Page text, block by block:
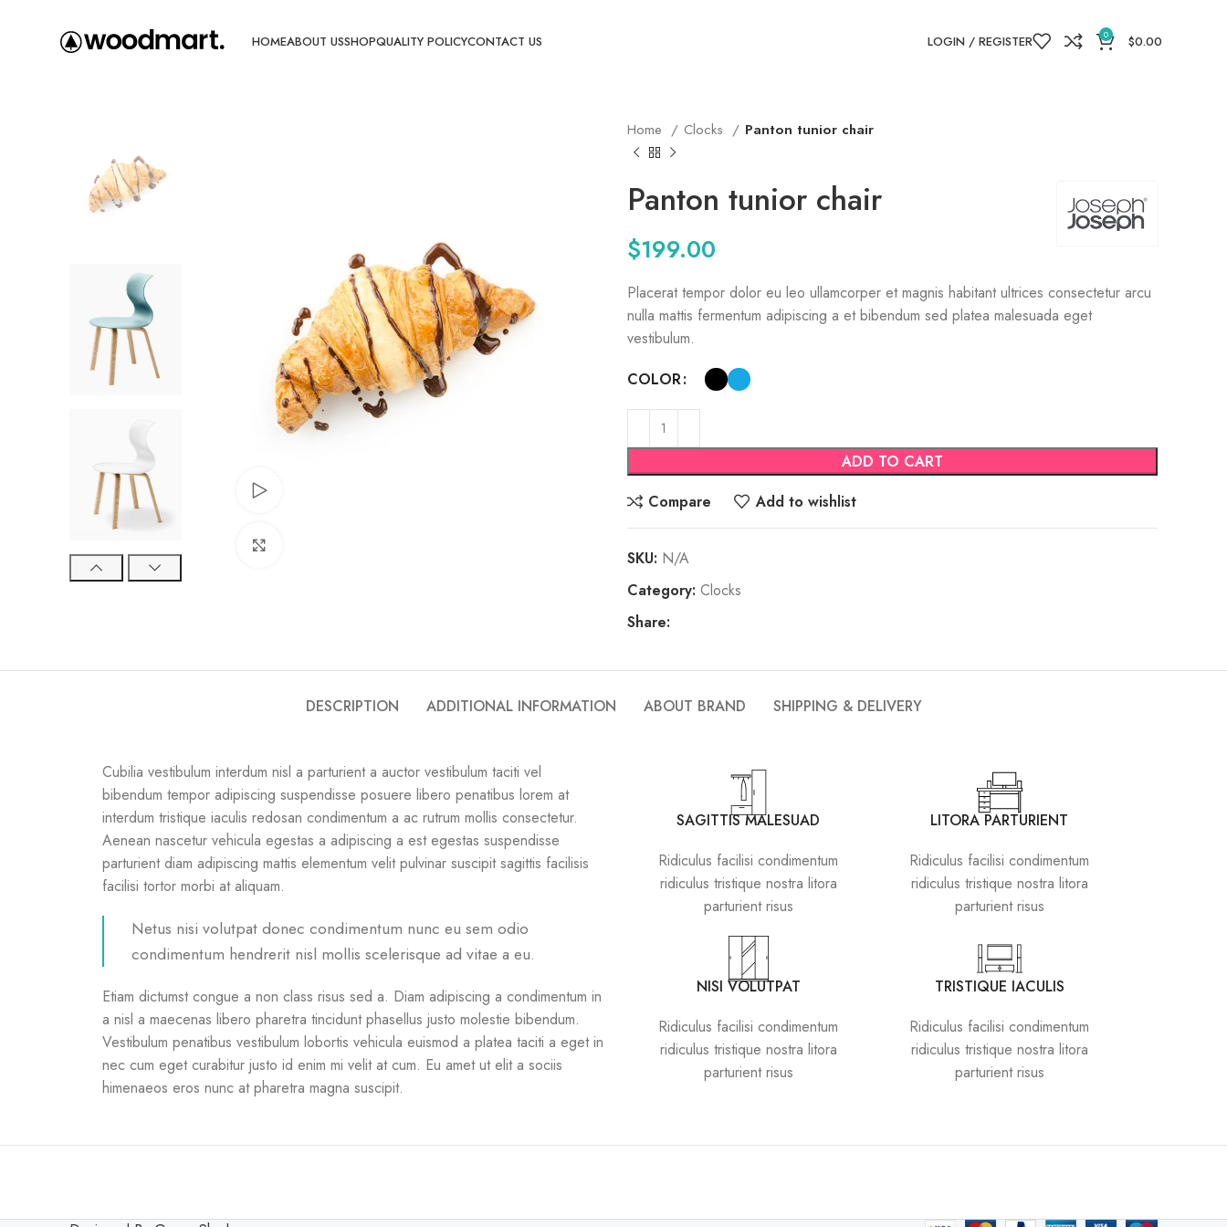
HOMEABOUT USSHOPQUALITY POLICYCONTACT US LOGIN / REGISTER 0 $0.00
Home Clocks Panton tunior chair
Panton tunior chair
$199.00
Placerat tempor dolor eu leo ullamcorper et magnis habitant ultrices consectetur arcu
nulla mattis fermentum adipiscing a et bibendum sed platea malesuada eget
vestibulum.
COLOR
ADD TO CART
Compare
Add to wishlist
SKU: N/A
Category: Clocks
Share:
DESCRIPTION ADDITIONAL INFORMATION ABOUT BRAND SHIPPING & DELIVERY
Cubilia vestibulum interdum nisl a parturient a auctor vestibulum taciti vel
bibendum tempor adipiscing suspendisse posuere libero penatibus lorem at
interdum tristique iaculis redosan condimentum a ac rutrum mollis consectetur.
Aenean nascetur vehicula egestas a adipiscing a est egestas suspendisse
parturient diam adipiscing mattis elementum velit pulvinar suscipit sagittis facilisis
facilisi tortor morbi at aliquam.
Netus nisi volutpat donec condimentum nunc eu sem odio
condimentum hendrerit nisl mollis scelerisque ad vitae a eu.
Etiam dictumst congue a non class risus sed a. Diam adipiscing a condimentum in
a nisl a maecenas libero pharetra tincidunt phasellus justo molestie bibendum.
Vestibulum penatibus vestibulum lobortis vehicula euismod a platea taciti a eget in
nec cum eget curabitur justo id enim mi velit at cum. Eu amet ut elit a sociis
himenaeos eros nunc at pharetra magna suscipit.
SAGITTIS MALESUAD
Ridiculus facilisi condimentum
ridiculus tristique nostra litora
parturient risus
NISI VOLUTPAT
Ridiculus facilisi condimentum
ridiculus tristique nostra litora
parturient risus
LITORA PARTURIENT
Ridiculus facilisi condimentum
ridiculus tristique nostra litora
parturient risus
TRISTIQUE IACULIS
Ridiculus facilisi condimentum
ridiculus tristique nostra litora
parturient risus